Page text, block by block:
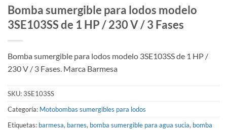
Bomba sumergible para lodos modelo
3SE103SS de 1 HP / 230 V / 3 Fases
Bomba sumergible para lodos modelo 3SE103SS de 1 HP /
230 V / 3 Fases. Marca Barmesa
SKU:3SE103SS
Categoría: Motobombas sumergibles para lodos
Etiquetas: barmesa, barnes, bomba sumergible para agua sucia, bomba